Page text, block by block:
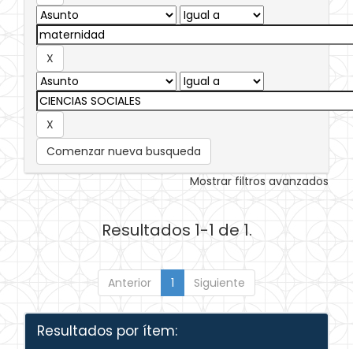
Comenzar nueva busqueda
Mostrar filtros avanzados
Resultados 1-1 de 1.
Anterior 1 Siguiente
Resultados por ítem: